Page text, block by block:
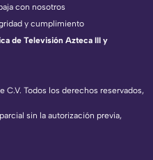
C.V. Todos los derechos reservados,
sin la autorización previa,
con nosotros
y cumplimiento
de Televisión Azteca III y